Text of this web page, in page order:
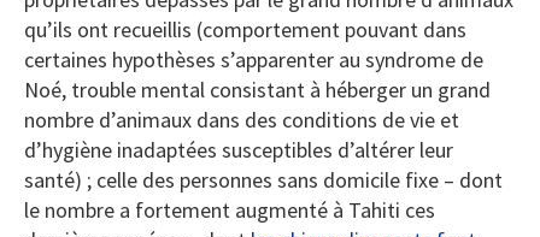
qu’ils ont recueillis (comportement pouvant dans
certaines hypothèses s’apparenter au syndrome de
Noé, trouble mental consistant à héberger un grand
nombre d’animaux dans des conditions de vie et
d’hygiène inadaptées susceptibles d’altérer leur
santé) ; celle des personnes sans domicile fixe – dont
le nombre a fortement augmenté à Tahiti ces